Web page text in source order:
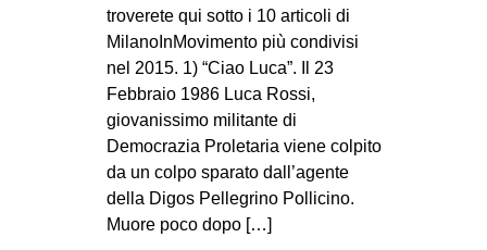
troverete qui sotto i 10 articoli di
MilanoInMovimento più condivisi
nel 2015. 1) “Ciao Luca”. Il 23
Febbraio 1986 Luca Rossi,
giovanissimo militante di
Democrazia Proletaria viene colpito
da un colpo sparato dall’agente
della Digos Pellegrino Pollicino.
Muore poco dopo […]